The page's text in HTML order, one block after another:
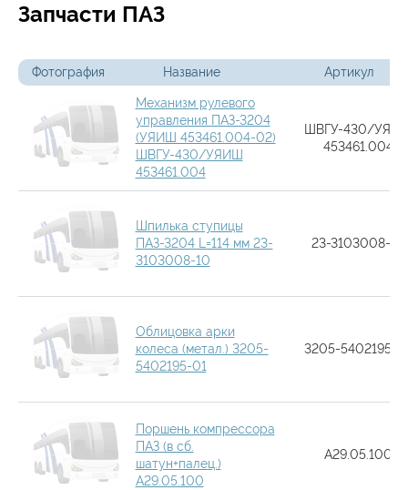
Запчасти ПАЗ
Фотография Название Артикул
Механизм рулевого
управления ПАЗ-3204
(УЯИШ 453461.004-02)
ШВГУ-430/УЯИШ
453461.004
ШВГУ-430/
453461.004
Шпилька ступицы
ПАЗ-3204 L=114 мм 23-
3103008-10
23-3103008-10
Облицовка арки
колеса (метал.) 3205-
5402195-01
3205-5402195-
Поршень компрессора
ПАЗ (в сб.
шатун+палец.)
А29.05.100
А29.05.100